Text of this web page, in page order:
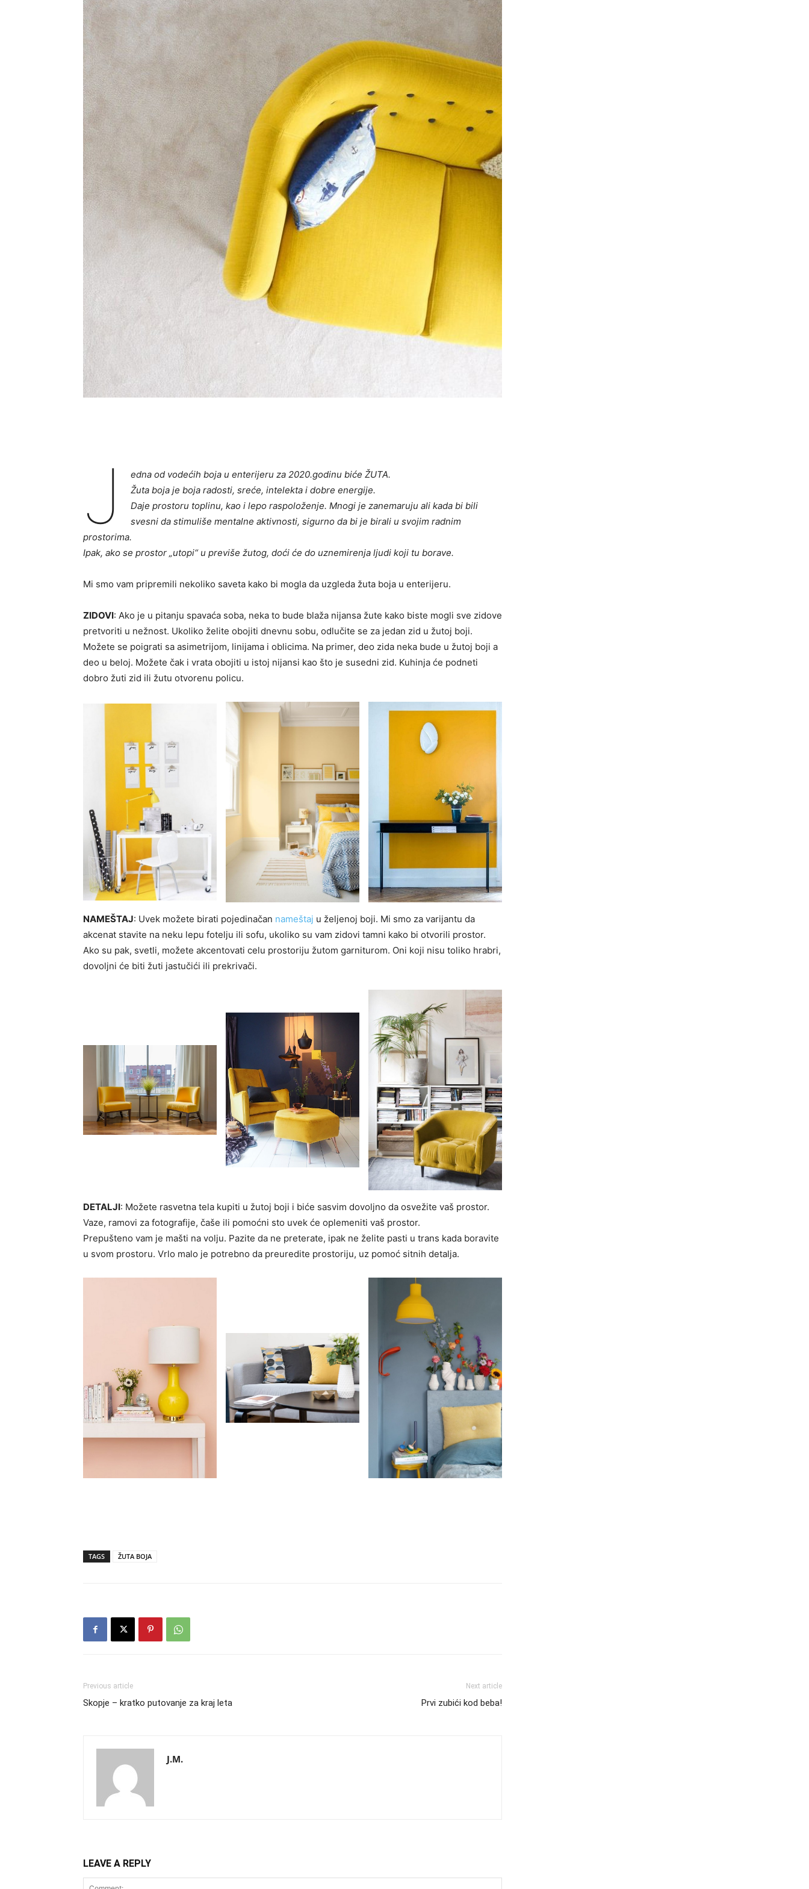
J
edna od vodećih boja u enterijeru za 2020.godinu biće ŽUTA.
Žuta boja je boja radosti, sreće, intelekta i dobre energije.
Daje prostoru toplinu, kao i lepo raspoloženje. Mnogi je zanemaruju ali kada bi bili
svesni da stimuliše mentalne aktivnosti, sigurno da bi je birali u svojim radnim
prostorima.
Ipak, ako se prostor „utopi“ u previše žutog, doći će do uznemirenja ljudi koji tu borave.
Mi smo vam pripremili nekoliko saveta kako bi mogla da uzgleda žuta boja u enterijeru.
ZIDOVI: Ako je u pitanju spavaća soba, neka to bude blaža nijansa žute kako biste mogli sve zidove
pretvoriti u nežnost. Ukoliko želite obojiti dnevnu sobu, odlučite se za jedan zid u žutoj boji.
Možete se poigrati sa asimetrijom, linijama i oblicima. Na primer, deo zida neka bude u žutoj boji a
deo u beloj. Možete čak i vrata obojiti u istoj nijansi kao što je susedni zid. Kuhinja će podneti
dobro žuti zid ili žutu otvorenu policu.
NAMEŠTAJ: Uvek možete birati pojedinačan nameštaj u željenoj boji. Mi smo za varijantu da
akcenat stavite na neku lepu fotelju ili sofu, ukoliko su vam zidovi tamni kako bi otvorili prostor.
Ako su pak, svetli, možete akcentovati celu prostoriju žutom garniturom. Oni koji nisu toliko hrabri,
dovoljni će biti žuti jastučići ili prekrivači.
DETALJI: Možete rasvetna tela kupiti u žutoj boji i biće sasvim dovoljno da osvežite vaš prostor.
Vaze, ramovi za fotografije, čaše ili pomoćni sto uvek će oplemeniti vaš prostor.
Prepušteno vam je mašti na volju. Pazite da ne preterate, ipak ne želite pasti u trans kada boravite
u svom prostoru. Vrlo malo je potrebno da preuredite prostoriju, uz pomoć sitnih detalja.
TAGS ŽUTA BOJA
Previous article
Skopje – kratko putovanje za kraj leta
Next article
Prvi zubići kod beba!
J.M.
LEAVE A REPLY